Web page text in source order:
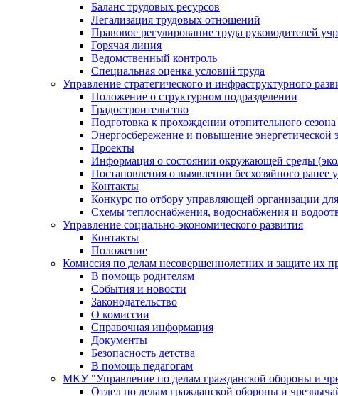
Баланс трудовых ресурсов
Легализация трудовых отношений
Правовое регулирование труда руководителей
Горячая линия
Ведомственный контроль
Специальная оценка условий труда
Управление стратегического и инфраструктурного
Положение о структурном подразделении
Градостроительство
Подготовка к прохождении отопительного
Энергосбережение и повышение энергетической
Проекты
Информация о состоянии окружающей среды
Постановления о выявлении бесхозяйного ранее
Контакты
Конкурс по отбору управляющей организации
Схемы теплоснабжения, водоснабжения и
Управление социально-экономического развития
Контакты
Положение
Комиссия по делам несовершеннолетних и защите их
В помощь родителям
События и новости
Законодательство
О комиссии
Справочная информация
Документы
Безопасность детства
В помощь педагогам
МКУ "Управление по делам гражданской обороны и
Отдел по делам гражданской обороны и